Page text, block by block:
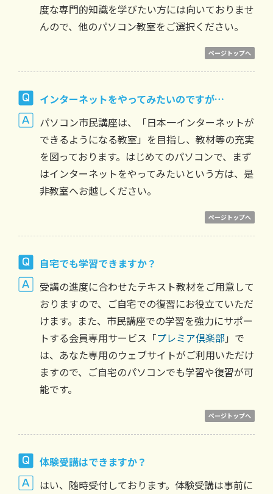
度な専門的知識を学びたい方には向いておりませ
んので、他のパソコン教室をご選択ください。
ページトップへ
インターネットをやってみたいのですが…
パソコン市民講座は、「日本一インターネットが
できるようになる教室」を目指し、教材等の充実
を図っております。はじめてのパソコンで、まず
はインターネットをやってみたいという方は、是
非教室へお越しください。
ページトップへ
自宅でも学習できますか？
受講の進度に合わせたテキスト教材をご用意して
おりますので、ご自宅での復習にお役立ていただ
けます。また、市民講座での学習を強力にサポー
トする会員専用サービス「プレミア倶楽部」で
は、あなた専用のウェブサイトがご利用いただけ
ますので、ご自宅のパソコンでも学習や復習が可
能です。
ページトップへ
体験受講はできますか？
はい、随時受付しております。体験受講は事前に